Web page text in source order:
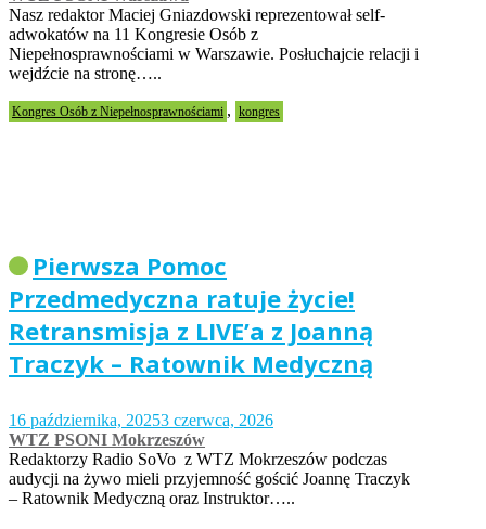
Nasz redaktor Maciej Gniazdowski reprezentował self-
adwokatów na 11 Kongresie Osób z
Niepełnosprawnościami w Warszawie. Posłuchajcie relacji i
wejdźcie na stronę…..
Kongres Osób z Niepełnosprawnościami , kongres
Pierwsza Pomoc
Przedmedyczna ratuje życie!
Retransmisja z LIVE’a z Joanną
Traczyk – Ratownik Medyczną
16 października, 20253 czerwca, 2026
WTZ PSONI Mokrzeszów
Redaktorzy Radio SoVo z WTZ Mokrzeszów podczas
audycji na żywo mieli przyjemność gościć Joannę Traczyk
– Ratownik Medyczną oraz Instruktor…..